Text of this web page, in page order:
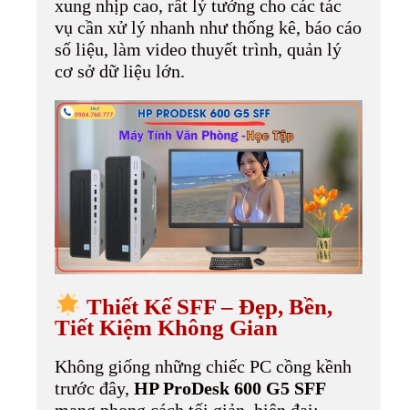
xung nhịp cao, rất lý tưởng cho các tác
vụ cần xử lý nhanh như thống kê, báo cáo
số liệu, làm video thuyết trình, quản lý
cơ sở dữ liệu lớn.
Thiết Kế SFF – Đẹp, Bền,
Tiết Kiệm Không Gian
Không giống những chiếc PC cồng kềnh
trước đây, HP ProDesk 600 G5 SFF